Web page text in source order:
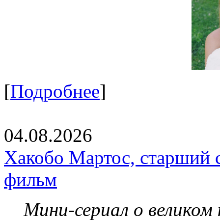
[Подробнее]
04.08.2026
Хакобо Мартос, старший
фильм
Мини-сериал о великом